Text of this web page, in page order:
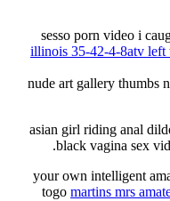
sesso porn video i
illinois 35-42-4-8atv left
nude art gallery thumbs
asian girl riding anal
black vagina sex
your own intelligent
togo martins mrs